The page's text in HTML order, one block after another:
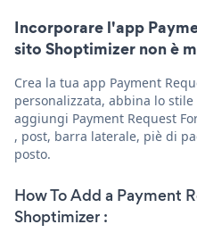
Incorporare l'app
sito Shoptimizer non è
Crea la tua app Payment
personalizzata, abbina lo
aggiungi Payment Request
, post, barra laterale, piè di
posto.
How To Add a Payment
Shoptimizer :